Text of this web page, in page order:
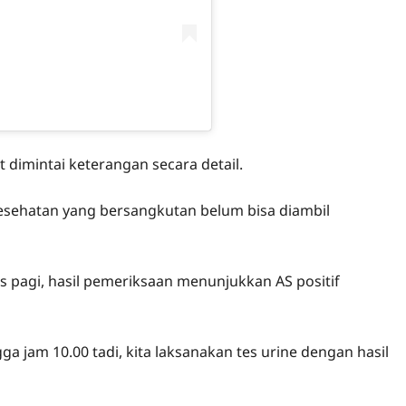
dimintai keterangan secara detail.
yang bersangkutan belum bisa diambil
pagi, hasil pemeriksaan menunjukkan AS positif
jam 10.00 tadi, kita laksanakan tes urine dengan hasil